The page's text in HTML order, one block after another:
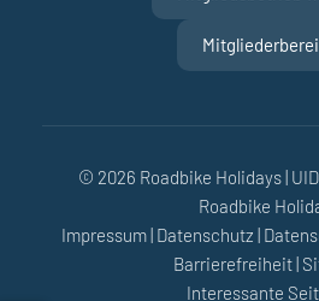
© 2026 Roadbike Holidays|
Roadbike
Impressum| Datenschutz |
Barrierefreiheit|
Interessante